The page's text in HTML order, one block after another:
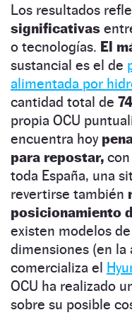
Los resultados
significativas
o tecnologías. El
sustancial es el de
alimentada por
cantidad total de
propia OCU
encuentra hoy
para repostar,
toda España, una
revertirse también
posicionamiento
existen modelos
dimensiones (en la
comercializa el
OCU ha realizado
sobre su posible